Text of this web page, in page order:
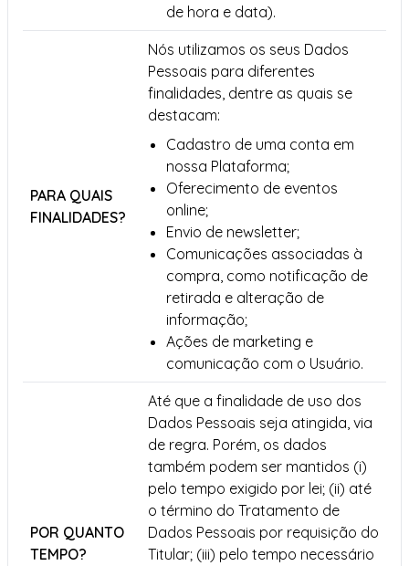
de hora e data).
PARA QUAIS
FINALIDADES?
Nós utilizamos os seus Dados
Pessoais para diferentes
finalidades, dentre as quais se
destacam:
Cadastro de uma conta em
nossa Plataforma;
Oferecimento de eventos
online;
Envio de newsletter;
Comunicações associadas à
compra, como notificação de
retirada e alteração de
informação;
Ações de marketing e
comunicação com o Usuário.
POR QUANTO
TEMPO?
Até que a finalidade de uso dos
Dados Pessoais seja atingida, via
de regra. Porém, os dados
também podem ser mantidos (i)
pelo tempo exigido por lei; (ii) até
o término do Tratamento de
Dados Pessoais por requisição do
Titular; (iii) pelo tempo necessário